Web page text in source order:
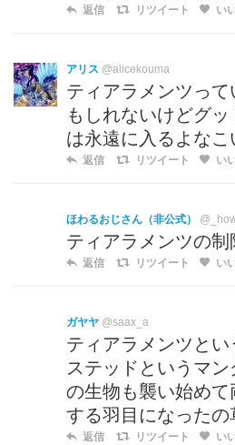
返信 リツイート い
アリス @alicekouma
ティアラメンツっ
もしれないけどグ
は永遠に入るよなこ
返信 リツイート い
ほわるおじさん（非公式）
ティアラメンツの制
返信 リツイート い
ガヤヤ @saax_a
ティアラメンツと
ステッドというマ
の生物も襲い始めて
する羽目になったの
返信 リツイート い